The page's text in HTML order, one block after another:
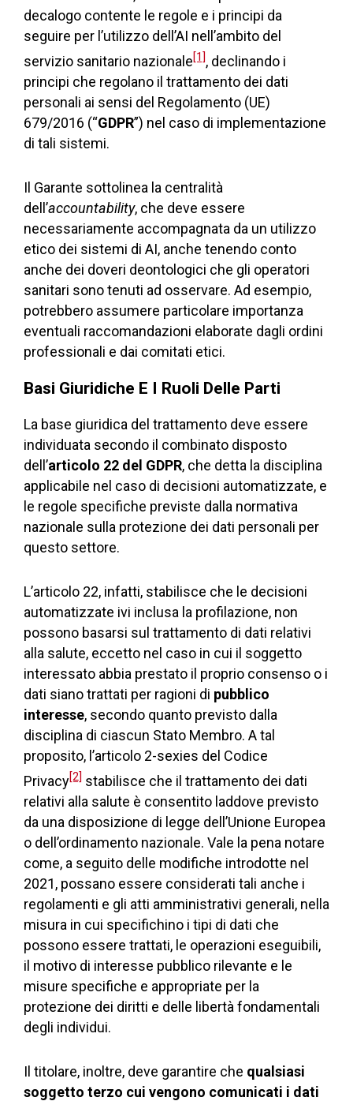
decalogo contente le regole e i principi da
seguire per l’utilizzo dell’AI nell’ambito del
servizio sanitario nazionale[1], declinando i
principi che regolano il trattamento dei dati
personali ai sensi del Regolamento (UE)
679/2016 (“GDPR”) nel caso di implementazione
di tali sistemi.
Il Garante sottolinea la centralità
dell’accountability, che deve essere
necessariamente accompagnata da un utilizzo
etico dei sistemi di AI, anche tenendo conto
anche dei doveri deontologici che gli operatori
sanitari sono tenuti ad osservare. Ad esempio,
potrebbero assumere particolare importanza
eventuali raccomandazioni elaborate dagli ordini
professionali e dai comitati etici.
Basi Giuridiche E I Ruoli Delle Parti
La base giuridica del trattamento deve essere
individuata secondo il combinato disposto
dell’articolo 22 del GDPR, che detta la disciplina
applicabile nel caso di decisioni automatizzate, e
le regole specifiche previste dalla normativa
nazionale sulla protezione dei dati personali per
questo settore.
L’articolo 22, infatti, stabilisce che le decisioni
automatizzate ivi inclusa la profilazione, non
possono basarsi sul trattamento di dati relativi
alla salute, eccetto nel caso in cui il soggetto
interessato abbia prestato il proprio consenso o i
dati siano trattati per ragioni di pubblico
interesse, secondo quanto previsto dalla
disciplina di ciascun Stato Membro. A tal
proposito, l’articolo 2-sexies del Codice
Privacy[2] stabilisce che il trattamento dei dati
relativi alla salute è consentito laddove previsto
da una disposizione di legge dell’Unione Europea
o dell’ordinamento nazionale. Vale la pena notare
come, a seguito delle modifiche introdotte nel
2021, possano essere considerati tali anche i
regolamenti e gli atti amministrativi generali, nella
misura in cui specifichino i tipi di dati che
possono essere trattati, le operazioni eseguibili,
il motivo di interesse pubblico rilevante e le
misure specifiche e appropriate per la
protezione dei diritti e delle libertà fondamentali
degli individui.
Il titolare, inoltre, deve garantire che qualsiasi
soggetto terzo cui vengono comunicati i dati